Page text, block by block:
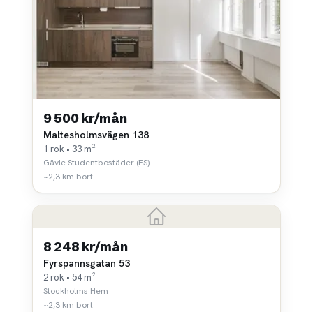
9 500 kr/mån
Maltesholmsvägen 138
1 rok • 33 m²
Gävle Studentbostäder (FS)
~2,3 km bort
8 248 kr/mån
Fyrspannsgatan 53
2 rok • 54 m²
Stockholms Hem
~2,3 km bort